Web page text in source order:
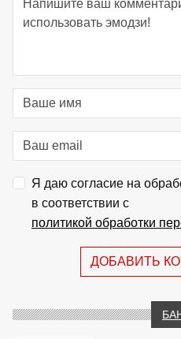
Я даю согласие на
в соответствии с
политикой обработки
ДОБАВИТЬ